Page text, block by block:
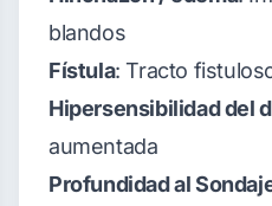
blandos
Fístula: Tracto
Hipersensibilidad del
aumentada
Profundidad al